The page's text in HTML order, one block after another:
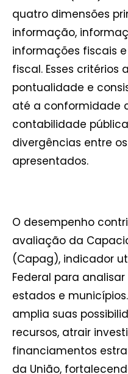
quatro dimensões
informação,
informações fiscais
fiscal. Esses critérios
pontualidade e
até a conformidade
contabilidade
divergências entre
apresentados.
O desempenho
avaliação da
(Capag), indicador
Federal para
estados e
amplia suas
recursos, atrair
financiamentos
da União,